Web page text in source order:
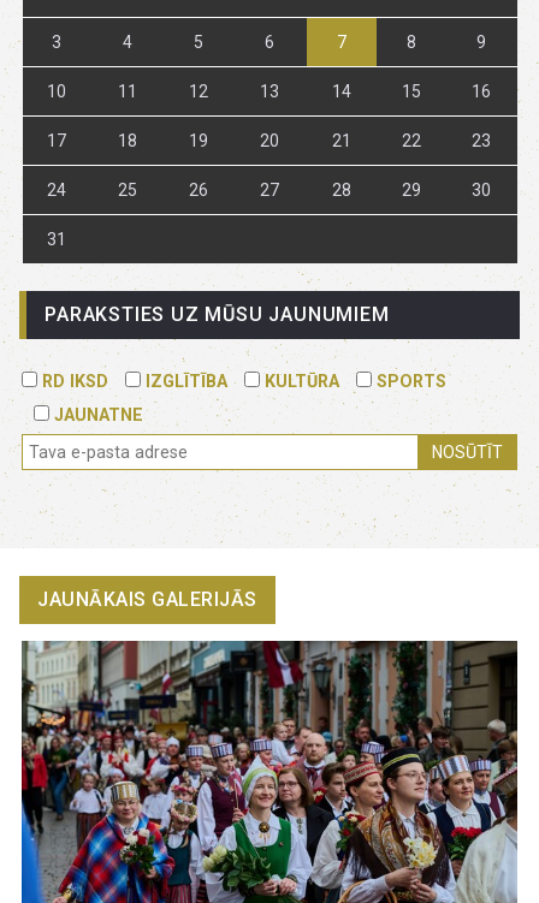
3 4 5 6 7 8 9
10 11 12 13 14 15 16
17 18 19 20 21 22 23
24 25 26 27 28 29 30
31
PARAKSTIES UZ MŪSU JAUNUMIEM
RD IKSD IZGLĪTĪBA KULTŪRA
SPORTS
JAUNATNE
NOSŪTĪT
JAUNĀKAIS GALERIJĀS